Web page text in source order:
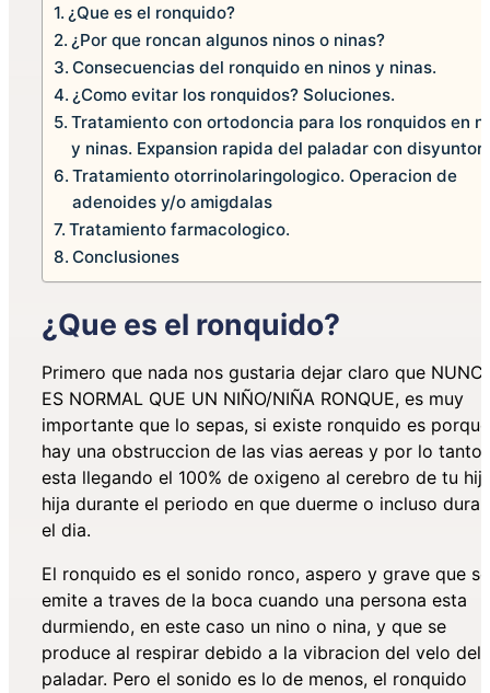
¿Que es el ronquido?
¿Por que roncan algunos ninos o ninas?
Consecuencias del ronquido en ninos y ninas.
¿Como evitar los ronquidos? Soluciones.
Tratamiento con ortodoncia para los ronquidos en
y ninas. Expansion rapida del paladar con disyuntor
Tratamiento otorrinolaringologico. Operacion de
adenoides y/o amigdalas
Tratamiento farmacologico.
Conclusiones
¿Que es el ronquido?
Primero que nada nos gustaria dejar claro que
ES NORMAL QUE UN NIÑO/NIÑA RONQUE, es muy
importante que lo sepas, si existe ronquido es porque
hay una obstruccion de las vias aereas y por lo tanto
esta llegando el 100% de oxigeno al cerebro de tu
hija durante el periodo en que duerme o incluso
el dia.
El ronquido es el sonido ronco, aspero y grave que se
emite a traves de la boca cuando una persona esta
durmiendo, en este caso un nino o nina, y que se
produce al respirar debido a la vibracion del velo del
paladar. Pero el sonido es lo de menos, el ronquido